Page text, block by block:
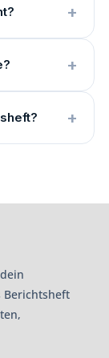
Berichtsheft